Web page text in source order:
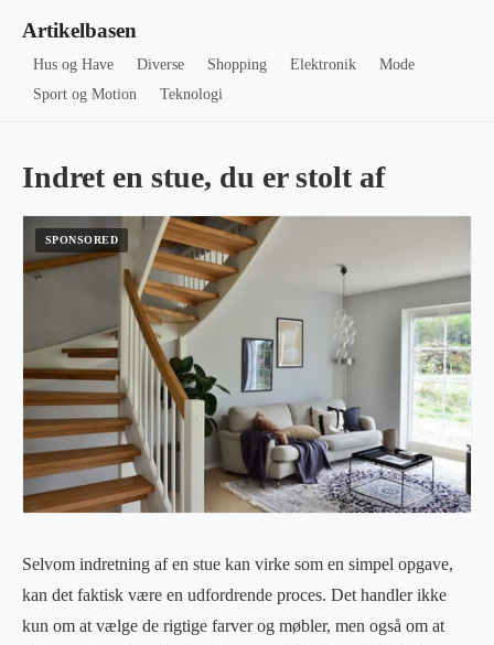
Artikelbasen
Hus og Have Diverse Shopping Elektronik
Mode
Sport og Motion
Teknologi
Indret en stue, du er stolt af
Selvom indretning af en stue kan virke som en simpel opgave,
kan det faktisk være en udfordrende proces. Det handler ikke
kun om at vælge de rigtige farver og møbler, men også om at